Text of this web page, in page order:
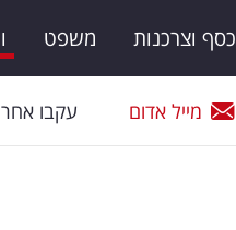
כסף וצרכנות משפט
מייל אדום עקבו